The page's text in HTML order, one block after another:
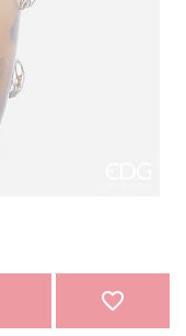
favorite_border